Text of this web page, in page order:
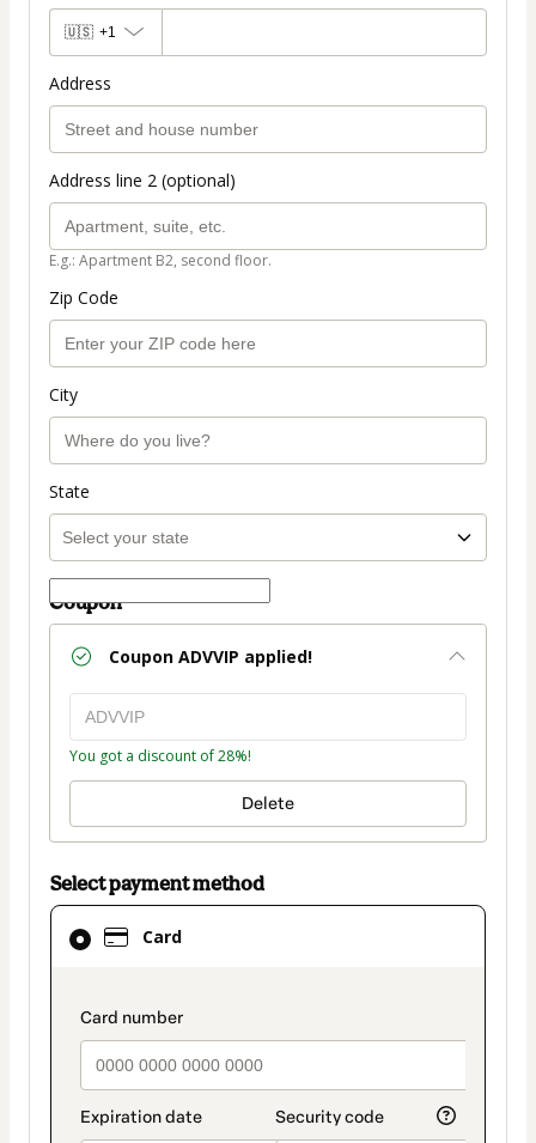
🇺🇸 +1
Address
Address line 2 (optional)
E.g.: Apartment B2, second floor.
Zip Code
City
State
Coupon
Coupon ADVVIP applied!
You got a discount of 28%!
Delete
Select payment method
Card
payment_data.section_title_v2
Card
selected
method